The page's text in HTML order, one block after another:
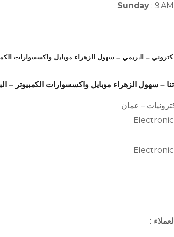
Sunday : 9
– البريمي – سهول الزهراء موبايل واكسسوارات
– سهول الزهراء موبايل واكسسوارات الكمبيوتر –
– عمان
: